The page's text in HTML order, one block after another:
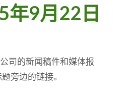
年9月22日
司的新闻稿件和媒体报
旁边的链接。